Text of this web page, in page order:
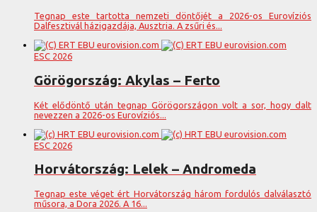
Tegnap este tartotta nemzeti döntőjét a 2026-os Eurovíziós
Dalfesztivál házigazdája, Ausztria. A zsűri és...
ESC 2026
Görögország: Akylas – Ferto
Két elődöntő után tegnap Görögországon volt a sor, hogy dalt
nevezzen a 2026-os Eurovíziós...
ESC 2026
Horvátország: Lelek – Andromeda
Tegnap este véget ért Horvátország három fordulós dalválasztó
műsora, a Dora 2026. A 16...